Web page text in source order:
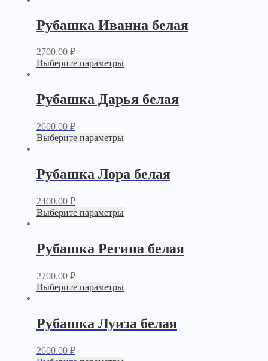
Рубашка Иванна белая
2700.00 ₽
Выберите параметры
Рубашка Дарья белая
2600.00 ₽
Выберите параметры
Рубашка Лора белая
2400.00 ₽
Выберите параметры
Рубашка Регина белая
2700.00 ₽
Выберите параметры
Рубашка Луиза белая
2600.00 ₽